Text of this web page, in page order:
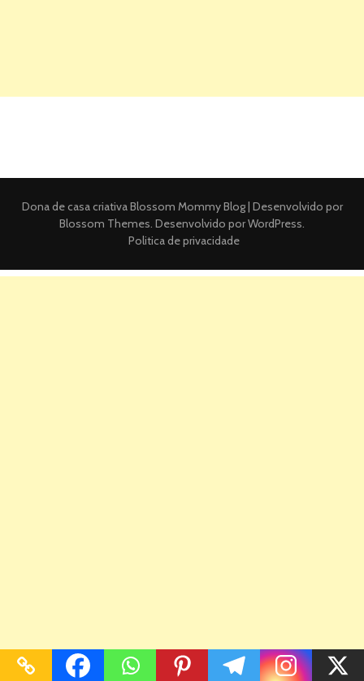
Dona de casa criativaBlossom Mommy Blog | Desenvolvido por
Blossom Themes . Desenvolvido porWordPress
Politica de privacidade